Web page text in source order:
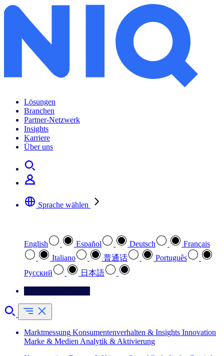
Lösungen
Branchen
Partner-Netzwerk
Insights
Karriere
Über uns
Sprache wählen
English Español Deutsch
Français
Italiano
普通话
Português
Pусский
日本語
Marktmessung Konsumentenverhalten & Insights Innovation
Marke & Medien Analytik & Aktivierung